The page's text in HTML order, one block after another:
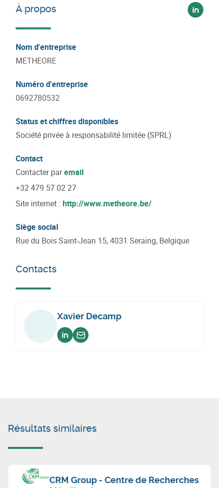
À propos
Voir
Nom d'entreprise
METHEORE
Numéro d'entreprise
0692780532
Status et chiffres disponibles
Société privée à responsabilité limitée (SPRL)
Contact
Contacter paremail
+32 479 57 02 27
Site internet : http://www.metheore.be/
Siège social
Rue du Bois Saint-Jean 15, 4031 Seraing, Belgique
Contacts
Xavier Decamp
Voir sur linkedin
Envoyer un email
Résultats similaires
CRM Group - Centre de Recherches